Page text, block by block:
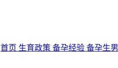
首页 生育政策 备孕经验 备孕生男